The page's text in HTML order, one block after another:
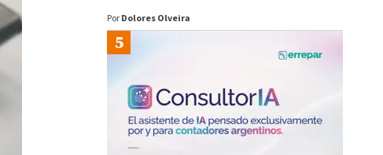
Por Dolores Olveira